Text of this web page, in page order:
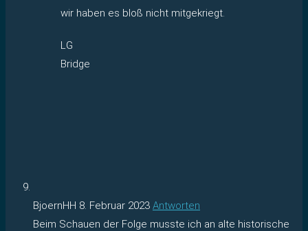
wir haben es bloß nicht mitgekriegt.
LG
Bridge
BjoernHH 8. Februar 2023 Antworten
Beim Schauen der Folge musste ich an alte historische